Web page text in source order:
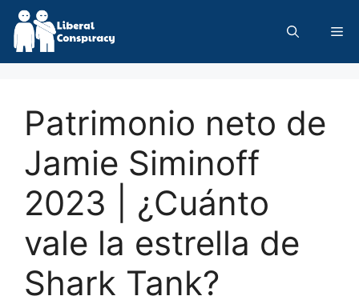
Skip
content
Patrimonio neto de
Jamie Siminoff
2023 | ¿Cuánto
vale la estrella de
Shark Tank?